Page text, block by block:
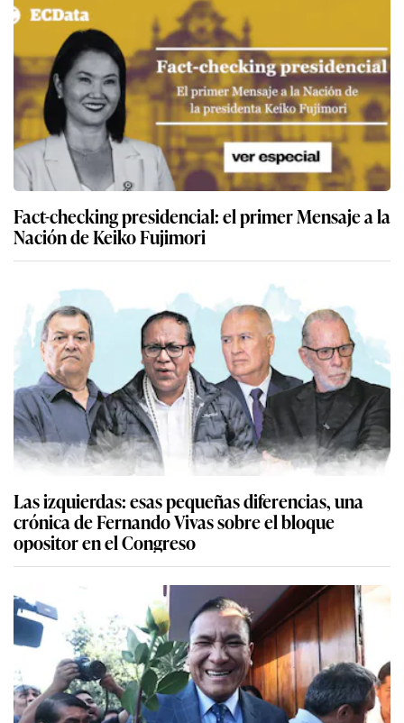
Fact-checking presidencial: el primer Mensaje a la
Nación de Keiko Fujimori
Las izquierdas: esas pequeñas diferencias, una
crónica de Fernando Vivas sobre el bloque
opositor en el Congreso